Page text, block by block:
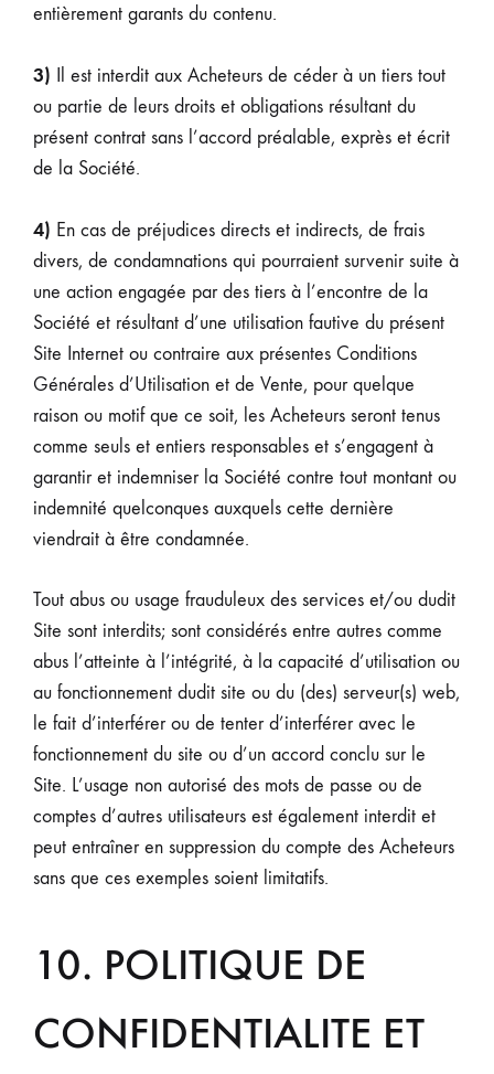
entièrement garants du contenu.
3) Il est interdit aux Acheteurs de céder à un tiers tout
ou partie de leurs droits et obligations résultant du
présent contrat sans l’accord préalable, exprès et écrit
de la Société.
4) En cas de préjudices directs et indirects, de frais
divers, de condamnations qui pourraient survenir suite à
une action engagée par des tiers à l’encontre de la
Société et résultant d’une utilisation fautive du présent
Site Internet ou contraire aux présentes Conditions
Générales d’Utilisation et de Vente, pour quelque
raison ou motif que ce soit, les Acheteurs seront tenus
comme seuls et entiers responsables et s’engagent à
garantir et indemniser la Société contre tout montant ou
indemnité quelconques auxquels cette dernière
viendrait à être condamnée.
Tout abus ou usage frauduleux des services et/ou dudit
Site sont interdits; sont considérés entre autres comme
abus l’atteinte à l’intégrité, à la capacité d’utilisation ou
au fonctionnement dudit site ou du (des) serveur(s) web,
le fait d’interférer ou de tenter d’interférer avec le
fonctionnement du site ou d’un accord conclu sur le
Site. L’usage non autorisé des mots de passe ou de
comptes d’autres utilisateurs est également interdit et
peut entraîner en suppression du compte des Acheteurs
sans que ces exemples soient limitatifs.
10. POLITIQUE DE
CONFIDENTIALITE ET